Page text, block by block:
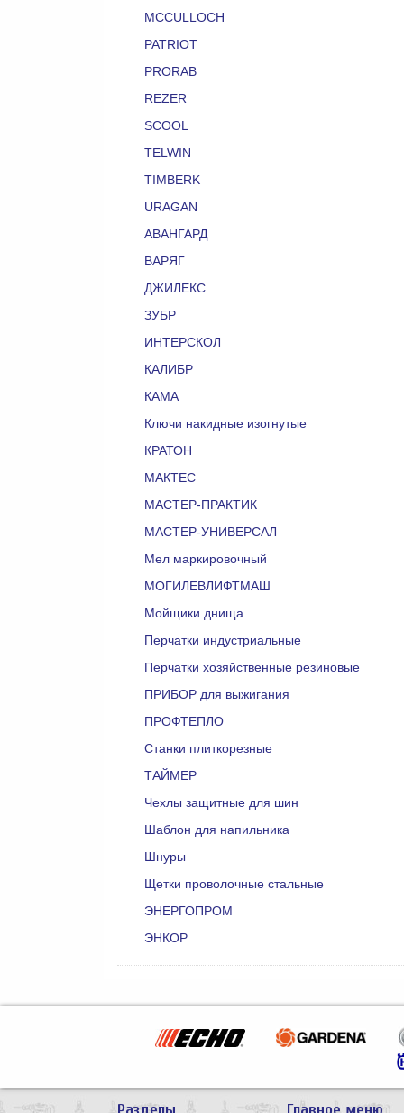
MCCULLOCH
PATRIOT
PRORAB
REZER
SCOOL
TELWIN
TIMBERK
URAGAN
АВАНГАРД
ВАРЯГ
ДЖИЛЕКС
ЗУБР
ИНТЕРСКОЛ
КАЛИБР
КАМА
Ключи накидные изогнутые
КРАТОН
МАКТЕC
МАСТЕР-ПРАКТИК
МАСТЕР-УНИВЕРСАЛ
Мел маркировочный
МОГИЛЕВЛИФТМАШ
Мойщики днища
Перчатки индустриальные
Перчатки хозяйственные резиновые
ПРИБОР для выжигания
ПРОФТЕПЛО
Станки плиткорезные
ТАЙМЕР
Чехлы защитные для шин
Шаблон для напильника
Шнуры
Щетки проволочные стальные
ЭНЕРГОПРОМ
ЭНКОР